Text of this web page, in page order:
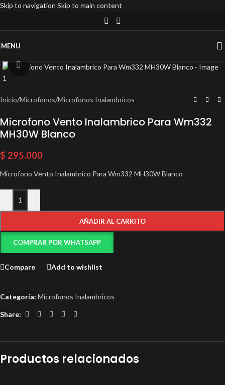
Skip to navigation Skip to main content
MENU
Click to enlarge
Inicio/Microfonos/Microfonos Inalambricos
Microfono Vento Inalambrico Para Wm332
MH30W Blanco
$ 295.000
Microfono Vento Inalambrico Para Wm332 MH30W Blanco
AÑADIR AL CARRITO
COMPRAR POR WHATSAPP
Compare Add to wishlist
Categoría: Microfonos Inalambricos
Share:
Productos relacionados